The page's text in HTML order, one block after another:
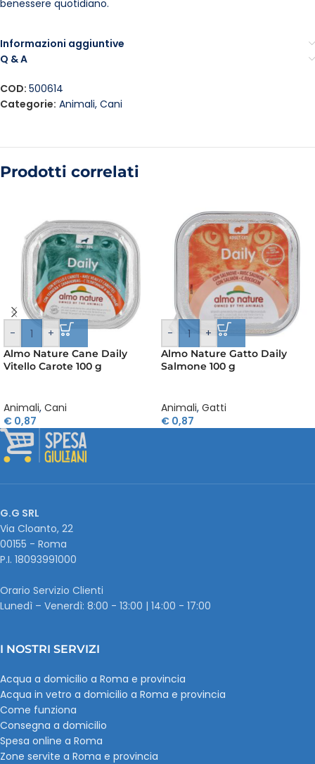
benessere quotidiano.
Informazioni aggiuntive
Q & A
COD: 500614
Categorie: Animali, Cani
Prodotti correlati
- +
Almo Nature Cane Daily
Vitello Carote 100 g
Animali, Cani
€ 0,87
- +
Almo Nature Gatto Daily
Salmone 100 g
Animali, Gatti
€ 0,87
G.G SRL
Via Cloanto, 22
00155 - Roma
P.I. ‭18093991000
Orario Servizio Clienti
Lunedì – Venerdì: 8:00 - 13:00 | 14:00 - 17:00
I NOSTRI SERVIZI
Acqua a domicilio a Roma e provincia
Acqua in vetro a domicilio a Roma e provincia
Come funziona
Consegna a domicilio
Spesa online a Roma
Zone servite a Roma e provincia